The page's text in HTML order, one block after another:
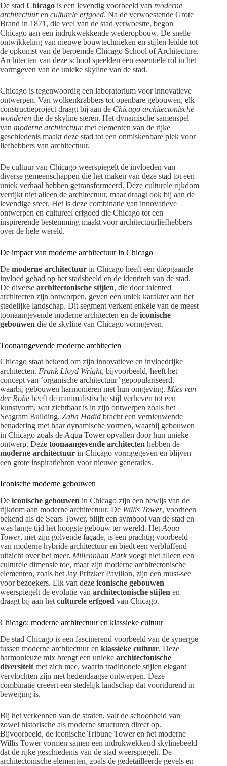
De stad Chicago is een levendig voorbeeld van moderne
architectuuren culturele erfgoed. Na de verwoestende Grote
Brand in 1871, die veel van de stad verwoestte, begon
Chicago aan een indrukwekkende wederopbouw. De snelle
ontwikkeling van nieuwe bouwtechnieken en stijlen leidde tot
de opkomst van de beroemde Chicago School of Architecture.
Architecten van deze school speelden een essentiële rol in het
vormgeven van de unieke skyline van de stad.
Chicago is tegenwoordig een laboratorium voor innovatieve
ontwerpen. Van wolkenkrabbers tot openbare gebouwen, elk
constructieproject draagt bij aan de Chicago architectonische
wonderen die de skyline sieren. Het dynamische samenspel
van moderne architectuurmet elementen van de rijke
geschiedenis maakt deze stad tot een onmiskenbare plek voor
liefhebbers van architectuur.
De cultuur van Chicago weerspiegelt de invloeden van
diverse gemeenschappen die het maken van deze stad tot een
uniek verhaal hebben getransformeerd. Deze culturele rijkdom
verrijkt niet alleen de architectuur, maar draagt ook bij aan de
levendige sfeer. Het is deze combinatie van innovatieve
ontwerpen en cultureel erfgoed die Chicago tot een
inspirerende bestemming maakt voor architectuurliefhebbers
over de hele wereld.
De impact van moderne architectuur in Chicago
De moderne architectuur in Chicago heeft een diepgaande
invloed gehad op het stadsbeeld en de identiteit van de stad.
De diverse architectonische stijlen, die door talented
architecten zijn ontworpen, geven een uniek karakter aan het
stedelijke landschap. Dit segment verkent enkele van de meest
toonaangevende moderne architecten en de iconische
gebouwen die de skyline van Chicago vormgeven.
Toonaangevende moderne architecten
Chicago staat bekend om zijn innovatieve en invloedrijke
architecten. Frank Lloyd Wright, bijvoorbeeld, heeft het
concept van ‘organische architectuur’ gepopulariseerd,
waarbij gebouwen harmoniëren met hun omgeving. Mies van
der Rohe heeft de minimalistische stijl verheven tot een
kunstvorm, wat zichtbaar is in zijn ontwerpen zoals het
Seagram Building. Zaha Hadid bracht een vernieuwende
benadering met haar dynamische vormen, waarbij gebouwen
in Chicago zoals de Aqua Tower opvallen door hun unieke
ontwerp. Deze toonaangevende architecten hebben de
moderne architectuur in Chicago vormgegeven en blijven
een grote inspiratiebron voor nieuwe generaties.
Iconische moderne gebouwen
De iconische gebouwen in Chicago zijn een bewijs van de
rijkdom aan moderne architectuur. De Willis Tower, voorheen
bekend als de Sears Tower, blijft een symbool van de stad en
was lange tijd het hoogste gebouw ter wereld. Het Aqua
Tower, met zijn golvende façade, is een prachtig voorbeeld
van moderne hybride architectuur en biedt een verbluffend
uitzicht over het meer. Millennium Parkvoegt niet alleen een
culturele dimensie toe, maar zijn moderne architectonische
elementen, zoals het Jay Pritzker Pavilion, zijn een must-see
voor bezoekers. Elk van deze iconische gebouwen
weerspiegelt de evolutie van architectonische stijlen en
draagt bij aan het culturele erfgoed van Chicago.
Chicago: moderne architectuur en klassieke cultuur
De stad Chicago is een fascinerend voorbeeld van de synergie
tussen moderne architectuur en klassieke cultuur. Deze
harmonieuze mix brengt een unieke architectonische
diversiteit met zich mee, waarin traditionele stijlen elegant
vervlochten zijn met hedendaagse ontwerpen. Deze
combinatie creëert een stedelijk landschap dat voortdurend in
beweging is.
Bij het verkennen van de straten, valt de schoonheid van
zowel historische als moderne structuren direct op.
Bijvoorbeeld, de iconische Tribune Tower en het moderne
Willis Tower vormen samen een indrukwekkend skylinebeeld
dat de rijke geschiedenis van de stad weerspiegelt. De
architectonische elementen, zoals de gedetailleerde gevels en